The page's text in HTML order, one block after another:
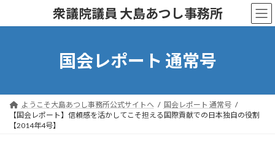
衆議院議員 大島あつし事務所
国会レポート 通常号
ようこそ大島あつし事務所公式サイトへ
国会レポート 通常号
【国会レポート】信頼感を活かしてこそ担える国際貢献での日本独自の役割
【2014年4号】